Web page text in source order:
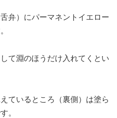
弁）にパーマネントイエロー
て淵のほうだけ入れてくとい
ているところ（裏側）は塗ら
。